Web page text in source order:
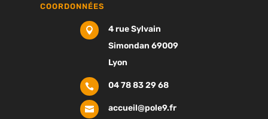
COORDONNÉES

4 rue Sylvain
Simondan 69009
Lyon
 04 78 83 29 68
 accueil@pole9.fr